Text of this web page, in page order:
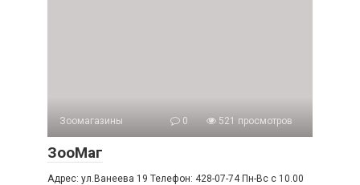
Зоомагазины 0 521 просмотров
ЗооМаг
Адрес: ул.Ванеева 19 Телефон: 428-07-74 Пн-Вс с 10.00